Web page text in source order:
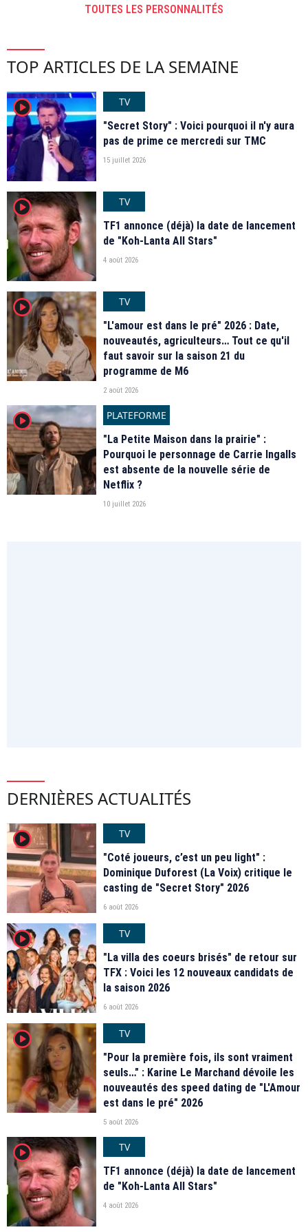
TOUTES LES PERSONNALITÉS
TOP ARTICLES DE LA SEMAINE
player2
TV
"Secret Story" : Voici pourquoi il n'y aura
pas de prime ce mercredi sur TMC
15 juillet 2026
player2
TV
TF1 annonce (déjà) la date de lancement
de "Koh-Lanta All Stars"
4 août 2026
player2
TV
"L'amour est dans le pré" 2026 : Date,
nouveautés, agriculteurs… Tout ce qu'il
faut savoir sur la saison 21 du
programme de M6
2 août 2026
player2
PLATEFORME
"La Petite Maison dans la prairie" :
Pourquoi le personnage de Carrie Ingalls
est absente de la nouvelle série de
Netflix ?
10 juillet 2026
DERNIÈRES ACTUALITÉS
player2
TV
"Coté joueurs, c’est un peu light" :
Dominique Duforest (La Voix) critique le
casting de "Secret Story" 2026
6 août 2026
player2
TV
"La villa des coeurs brisés" de retour sur
TFX : Voici les 12 nouveaux candidats de
la saison 2026
6 août 2026
player2
TV
"Pour la première fois, ils sont vraiment
seuls…" : Karine Le Marchand dévoile les
nouveautés des speed dating de "L'Amour
est dans le pré" 2026
5 août 2026
player2
TV
TF1 annonce (déjà) la date de lancement
de "Koh-Lanta All Stars"
4 août 2026